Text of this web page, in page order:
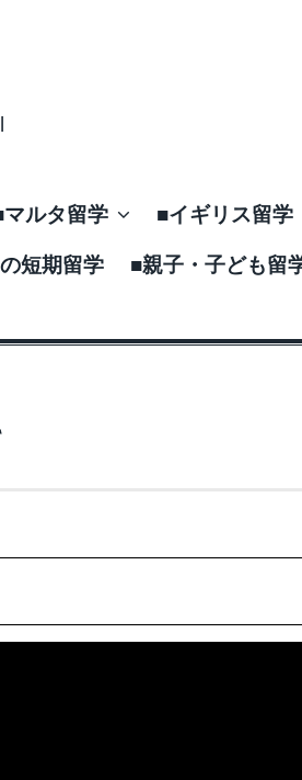
ルタ留学 ■イギリス留学
短期留学 ■親子・子ども留